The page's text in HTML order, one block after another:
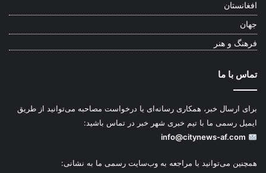
افغانستان
جهان
فرهنگ و هنر
تماس با ما
برای ارسال خبر، همکاری رسانه‌ای یا درخواست مصاحبه می‌توانید از طریق
ایمیل رسمی ما با تیم خبری شهر خبر در تماس باشید:
info@citynews-af.com
همچنین می‌توانید با مراجعه به وب‌سایت رسمی ما به نشانی: